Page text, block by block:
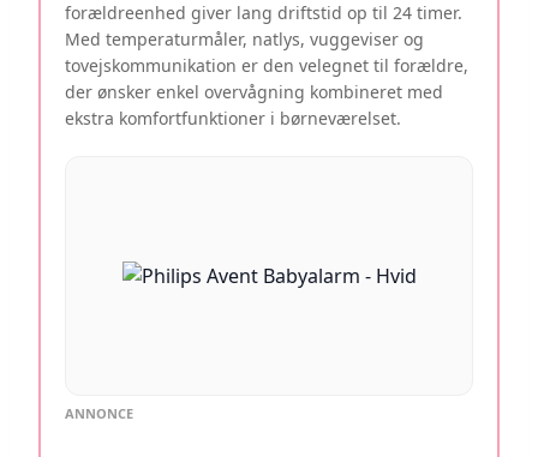
forældreenhed giver lang driftstid op til 24 timer.
Med temperaturmåler, natlys, vuggeviser og
tovejskommunikation er den velegnet til forældre,
der ønsker enkel overvågning kombineret med
ekstra komfortfunktioner i børneværelset.
ANNONCE